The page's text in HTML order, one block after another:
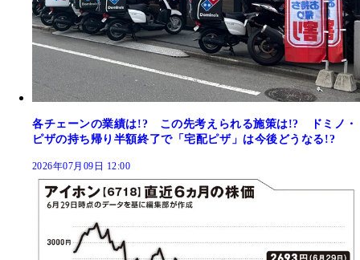
各チェーンの業績は!? この先考えられる施策は!? ドミノ・
ピザの持ち帰り半額終了で「宅配ピザ」は今後どうなる!?
2026年07月09日 12:00